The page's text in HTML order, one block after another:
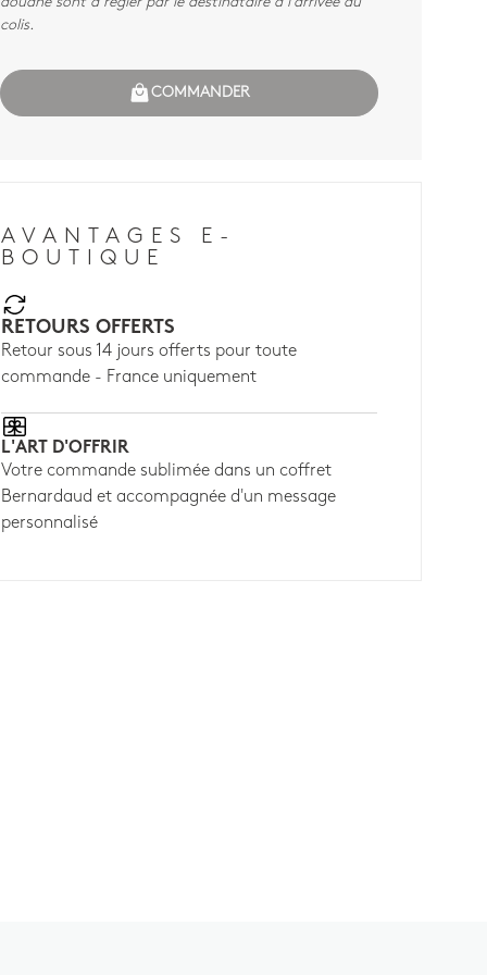
colis.
COMMANDER
AVANTAGES E-
BOUTIQUE
RETOURS OFFERTS
Retour sous 14 jours offerts pour toute
commande - France uniquement
L'ART D'OFFRIR
Votre commande sublimée dans un coffret
Bernardaud et accompagnée d'un message
personnalisé